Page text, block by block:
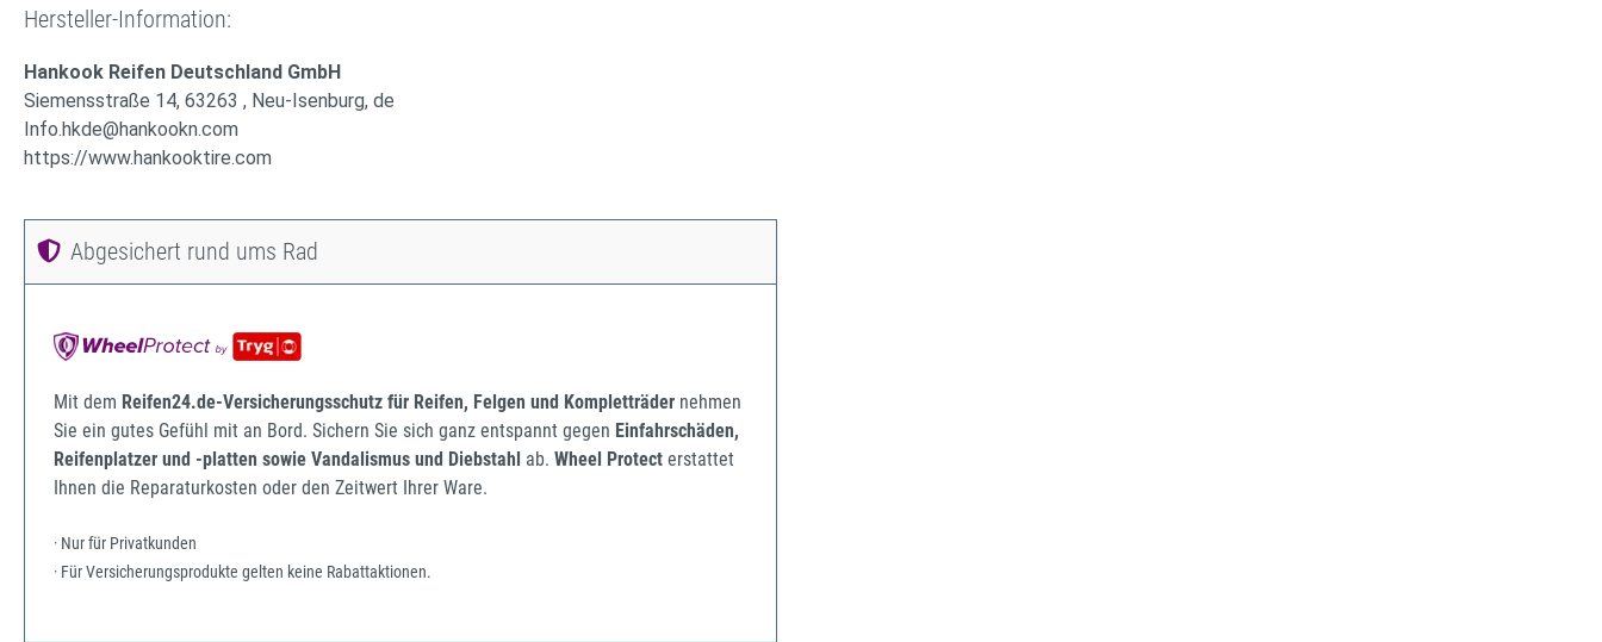
Hersteller-Information:
Hankook Reifen Deutschland GmbH
Siemensstraße 14, 63263 , Neu-Isenburg, de
Info.hkde@hankookn.com
https://www.hankooktire.com
Abgesichert rund ums Rad
Mit dem Reifen24.de-Versicherungsschutz für Reifen, Felgen und Kompletträder nehmen
Sie ein gutes Gefühl mit an Bord. Sichern Sie sich ganz entspannt gegen Einfahrschäden,
Reifenplatzer und -platten sowie Vandalismus und Diebstahl ab. Wheel Protect erstattet
Ihnen die Reparaturkosten oder den Zeitwert Ihrer Ware.
· Nur für Privatkunden
· Für Versicherungsprodukte gelten keine Rabattaktionen.